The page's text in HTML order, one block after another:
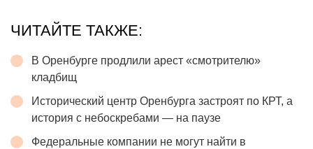
ЧИТАЙТЕ ТАКЖЕ:
В Оренбурге продлили арест «смотрителю»
кладбищ
Исторический центр Оренбурга застроят по КРТ, а
история с небоскребами — на паузе
Федеральные компании не могут найти в